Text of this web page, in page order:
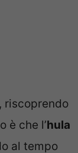
riscoprendo
è che l’hula
al tempo